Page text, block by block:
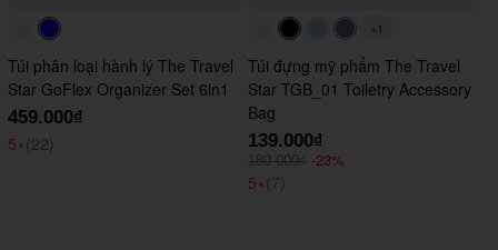
#faf0e6
Túi phân loại hành lý The Travel
Star GoFlex Organizer Set 6in1
459.000₫
5⭑ (22)
#faf0e6#000000#ADD8E6
#647290
+1
Túi đựng mỹ phẩm The Travel
Star TGB_01 Toiletry Accessory
Bag
139.000₫
180.000₫ -23%
5⭑ (7)